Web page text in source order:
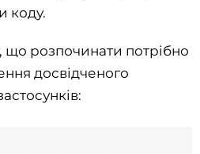
коду.
що розпочинати потрібно
досвідченого